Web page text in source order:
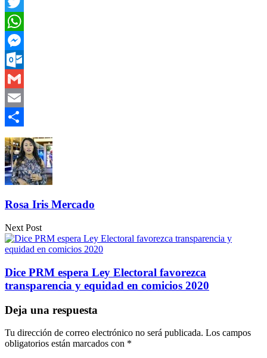
Twitter
WhatsApp
Messenger
Outlook.com
Gmail
Email
Compartir
Rosa Iris Mercado
Next Post
Dice PRM espera Ley Electoral favorezca
transparencia y equidad en comicios 2020
Deja una respuesta
Tu dirección de correo electrónico no será publicada. Los campos
obligatorios están marcados con *